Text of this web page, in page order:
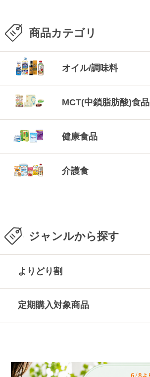
商品カテゴリ
オイル/調味料
MCT(中鎖脂肪酸)食品
健康食品
介護食
ジャンルから探す
よりどり割
定期購入対象商品